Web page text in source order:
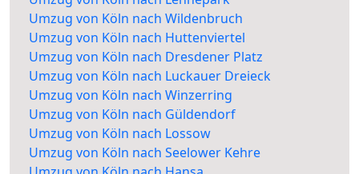
Umzug von Köln nach Wildenbruch
Umzug von Köln nach Huttenviertel
Umzug von Köln nach Dresdener Platz
Umzug von Köln nach Luckauer Dreieck
Umzug von Köln nach Winzerring
Umzug von Köln nach Güldendorf
Umzug von Köln nach Lossow
Umzug von Köln nach Seelower Kehre